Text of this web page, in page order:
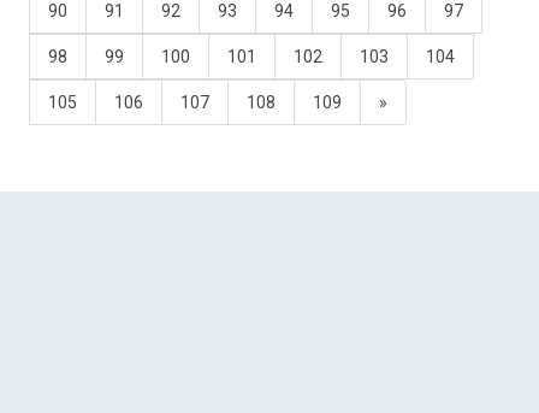
90 91 92 93 94 95 96 97
98 99 100 101 102 103 104
105 106 107 108 109 »